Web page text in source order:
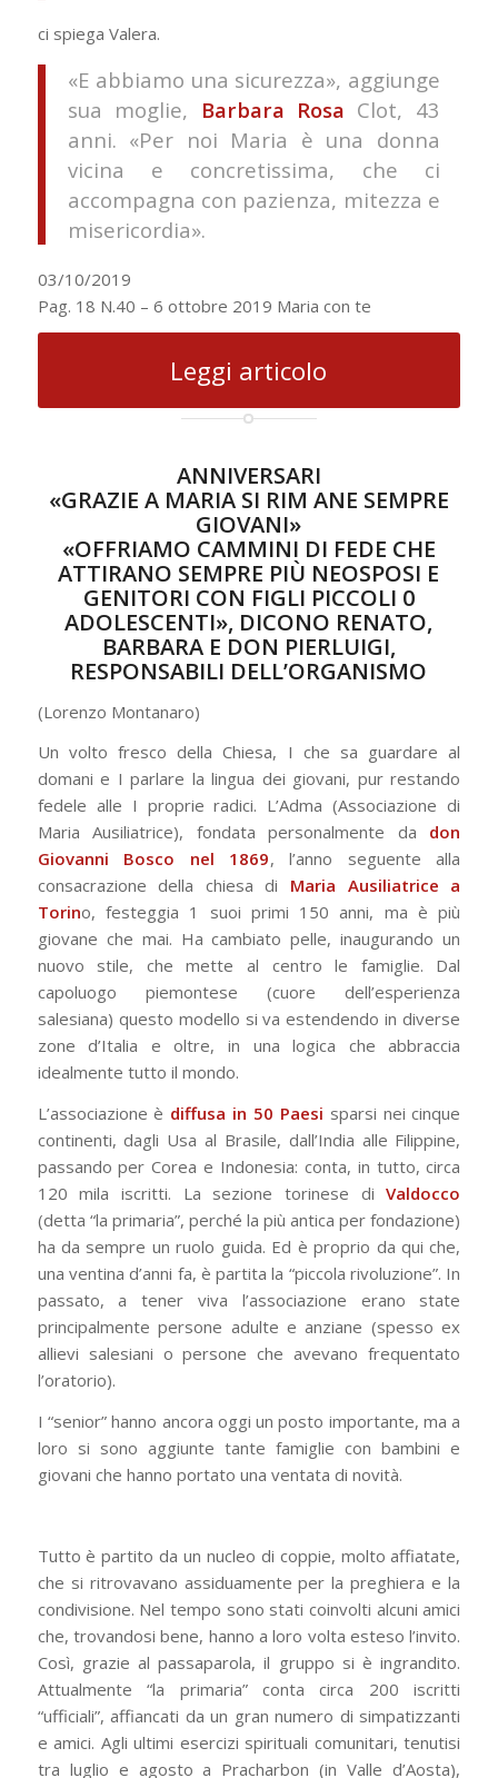
ci spiega Valera.
«E abbiamo una sicurezza», aggiunge
sua moglie, Barbara Rosa Clot, 43
anni. «Per noi Maria è una donna
vicina e concretissima, che ci
accompagna con pazienza, mitezza e
misericordia».
03/10/2019
Pag. 18 N.40 – 6 ottobre 2019 Maria con te
Leggi articolo
ANNIVERSARI
«GRAZIE A MARIA SI RIM ANE SEMPRE
GIOVANI»
«OFFRIAMO CAMMINI DI FEDE CHE
ATTIRANO SEMPRE PIÙ NEOSPOSI E
GENITORI CON FIGLI PICCOLI 0
ADOLESCENTI», DICONO RENATO,
BARBARA E DON PIERLUIGI,
RESPONSABILI DELL’ORGANISMO
(Lorenzo Montanaro)
Un volto fresco della Chiesa, I che sa guardare al
domani e I parlare la lingua dei giovani, pur restando
fedele alle I proprie radici. L’Adma (Associazione di
Maria Ausiliatrice), fondata personalmente da don
Giovanni Bosco nel 1869, l’anno seguente alla
consacrazione della chiesa di Maria Ausiliatrice a
Torino, festeggia 1 suoi primi 150 anni, ma è più
giovane che mai. Ha cambiato pelle, inaugurando un
nuovo stile, che mette al centro le famiglie. Dal
capoluogo piemontese (cuore dell’esperienza
salesiana) questo modello si va estendendo in diverse
zone d’Italia e oltre, in una logica che abbraccia
idealmente tutto il mondo.
L’associazione è diffusa in 50 Paesi sparsi nei cinque
continenti, dagli Usa al Brasile, dall’India alle Filippine,
passando per Corea e Indonesia: conta, in tutto, circa
120 mila iscritti. La sezione torinese diValdocco
(detta “la primaria”, perché la più antica per fondazione)
ha da sempre un ruolo guida. Ed è proprio da qui che,
una ventina d’anni fa, è partita la “piccola rivoluzione”. In
passato, a tener viva l’associazione erano state
principalmente persone adulte e anziane (spesso ex
allievi salesiani o persone che avevano frequentato
l’oratorio).
I “senior” hanno ancora oggi un posto importante, ma a
loro si sono aggiunte tante famiglie con bambini e
giovani che hanno portato una ventata di novità.
Tutto è partito da un nucleo di coppie, molto affiatate,
che si ritrovavano assiduamente per la preghiera e la
condivisione. Nel tempo sono stati coinvolti alcuni amici
che, trovandosi bene, hanno a loro volta esteso l’invito.
Così, grazie al passaparola, il gruppo si è ingrandito.
Attualmente “la primaria” conta circa 200 iscritti
“ufficiali”, affiancati da un gran numero di simpatizzanti
e amici. Agli ultimi esercizi spirituali comunitari, tenutisi
tra luglio e agosto a Pracharbon (in Valle d’Aosta),